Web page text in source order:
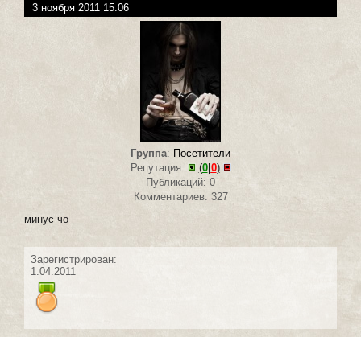
3 ноября 2011 15:06
Группа: Посетители
Репутация:
(0| 0)
Публикаций: 0
Комментариев: 327
минус чо
Зарегистрирован:
1.04.2011